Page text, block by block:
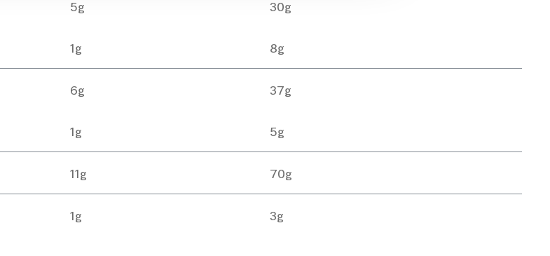
5g 30g
1g 8g
6g 37g
1g 5g
11g 70g
1g 3g